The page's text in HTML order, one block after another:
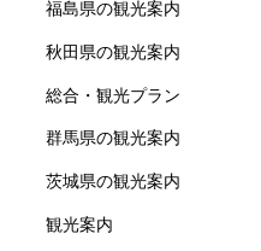
福島県の観光案内
秋田県の観光案内
総合・観光プラン
群馬県の観光案内
茨城県の観光案内
観光案内